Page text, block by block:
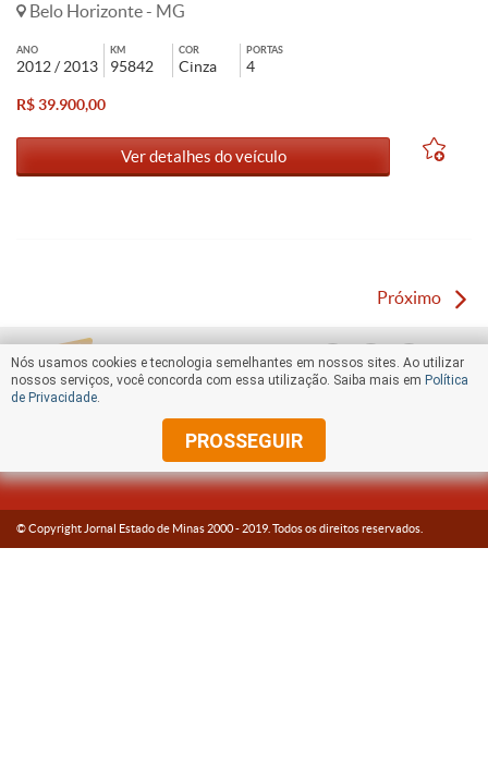
Belo Horizonte - MG
ANO
2012 / 2013
KM
95842
COR
Cinza
PORTAS
4
R$ 39.900,00
Ver detalhes do veículo
Próximo
© Copyright Jornal Estado de Minas 2000 -2019 . Todos os direitos reservados.
Nós usamos cookies e tecnologia semelhantes em nossos sites. Ao utilizar
nossos serviços, você concorda com essa utilização. Saiba mais em Política
de Privacidade.
PROSSEGUIR